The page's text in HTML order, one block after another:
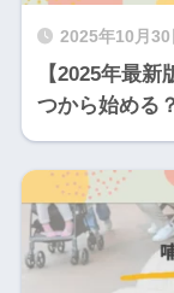
2025年10月30
【2025年最
つから始める